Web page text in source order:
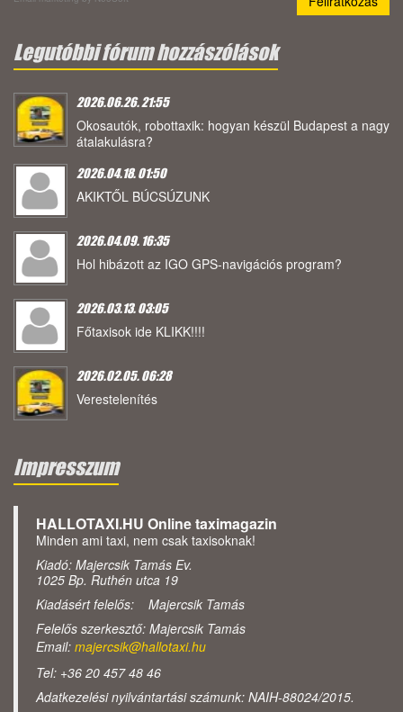
Legutóbbi fórum hozzászólások
2026.06.26. 21:55
Okosautók, robottaxik: hogyan készül Budapest a nagy
átalakulásra?
2026.04.18. 01:50
AKIKTŐL BÚCSÚZUNK
2026.04.09. 16:35
Hol hibázott az IGO GPS-navigációs program?
2026.03.13. 03:05
Főtaxisok ide KLIKK!!!!
2026.02.05. 06:28
Verestelenítés
Impresszum
HALLOTAXI.HU Online taximagazin
Minden ami taxi, nem csak taxisoknak!
Kiadó: Majercsik Tamás Ev.
1025 Bp. Ruthén utca 19
Kiadásért felelős: Majercsik Tamás
Felelős szerkesztő: Majercsik Tamás
Email: majercsik@hallotaxi.hu
Tel: +36 20 457 48 46
Adatkezelési nyilvántartási számunk: NAIH-88024/2015.